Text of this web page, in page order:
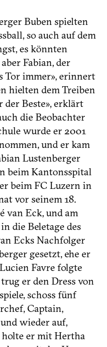
Buben spielten
so auch auf dem
es könnten
Fabian, der
Tor immer», erinnert
hielten dem Treiben
der Beste», erklärt
die Beobachter
wurde er 2001
und er kam
Lustenberger
beim Kantonsspital
beim FC Luzern in
vor seinem 18.
van Eck, und am
die Beletage des
Ecks Nachfolger
gesetzt, ehe er
Favre folgte
er den Dress von
schoss fünf
Captain,
wieder auf,
holte er mit Hertha